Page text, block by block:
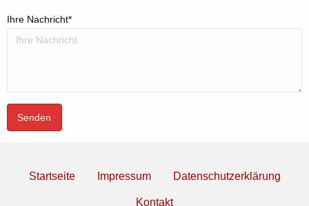
Ihre Nachricht*
Startseite Impressum Datenschutzerklärung
Kontakt